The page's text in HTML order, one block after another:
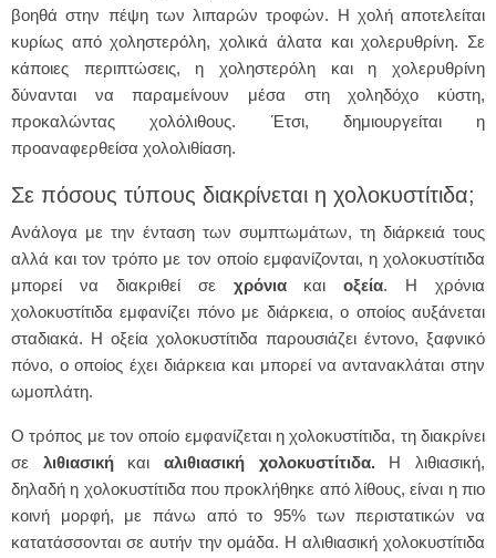
βοηθά στην πέψη των λιπαρών τροφών. Η χολή αποτελείται
κυρίως από χοληστερόλη, χολικά άλατα και χολερυθρίνη. Σε
κάποιες περιπτώσεις, η χοληστερόλη και η χολερυθρίνη
δύνανται να παραμείνουν μέσα στη χοληδόχο κύστη,
προκαλώντας χολόλιθους. Έτσι, δημιουργείται η
προαναφερθείσα χολολιθίαση.
Σε πόσους τύπους διακρίνεται η χολοκυστίτιδα;
Ανάλογα με την ένταση των συμπτωμάτων, τη διάρκειά τους
αλλά και τον τρόπο με τον οποίο εμφανίζονται, η χολοκυστίτιδα
μπορεί να διακριθεί σε χρόνια καιοξεία. Η χρόνια
χολοκυστίτιδα εμφανίζει πόνο με διάρκεια, ο οποίος αυξάνεται
σταδιακά. Η οξεία χολοκυστίτιδα παρουσιάζει έντονο, ξαφνικό
πόνο, ο οποίος έχει διάρκεια και μπορεί να αντανακλάται στην
ωμοπλάτη.
Ο τρόπος με τον οποίο εμφανίζεται η χολοκυστίτιδα, τη διακρίνει
σε λιθιασική καιαλιθιασική χολοκυστίτιδα. Η λιθιασική,
δηλαδή η χολοκυστίτιδα που προκλήθηκε από λίθους, είναι η πιο
κοινή μορφή, με πάνω από το 95% των περιστατικών να
κατατάσσονται σε αυτήν την ομάδα. Η αλιθιασική χολοκυστίτιδα